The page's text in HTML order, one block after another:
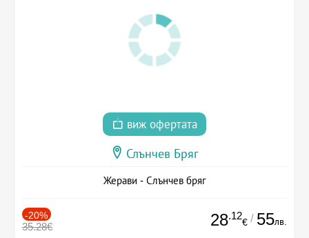
виж офертата
Слънчев Бряг
Жерави - Слънчев бряг
-20%
35.28€ 28.12
€ / 55лв.